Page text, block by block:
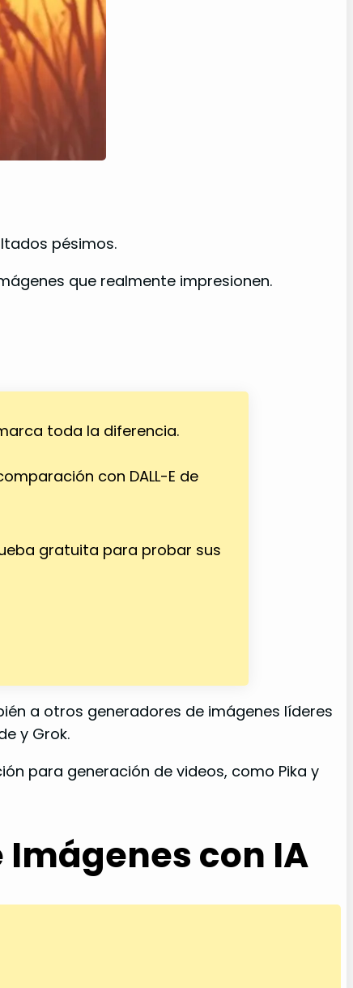
pésimos.
que realmente impresionen.
toda la diferencia.
con DALL-E de
gratuita para probar sus
a otros generadores de imágenes líderes
y Grok.
para generación de videos, como Pika y
con IA